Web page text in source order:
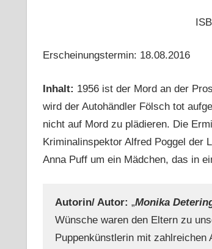
Erscheinungstermin: 18.08.2016
Inhalt: 1956 ist der Mord an der
wird der Autohändler Fölsch tot
nicht auf Mord zu plädieren. Die
Kriminalinspektor Alfred Poggel der
Anna Puff um ein Mädchen, das in
Autorin/ Autor: „Monika
Wünsche waren den Eltern zu
Puppenkünstlerin mit zahlreichen